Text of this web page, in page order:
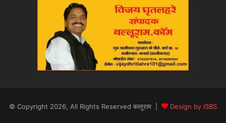
© Copyright 2026, All Rights Reserved बल्लूराम | Design by iSBS